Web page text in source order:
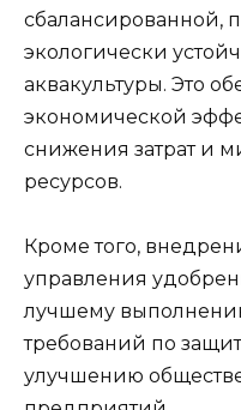
сбалансированной,
экологически
аквакультуры. Это
экономической
снижения затрат и
ресурсов.
Кроме того,
управления
лучшему
требований по
улучшению